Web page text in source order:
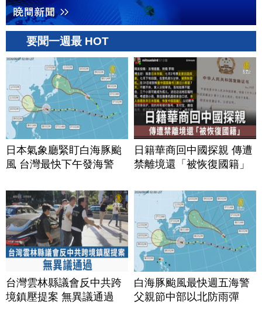
要聞一週最 HOT
日本氣象廳緊盯白海豚颱
風 台灣最快下午發海警
日籍華商回中國探親 傳遭
禁離境還「被恢復國籍」
台灣雲林縣議會反中共跨
境鎮壓提案 無異議通過
白海豚颱風最快週五海警
父親節中部以北防雨彈